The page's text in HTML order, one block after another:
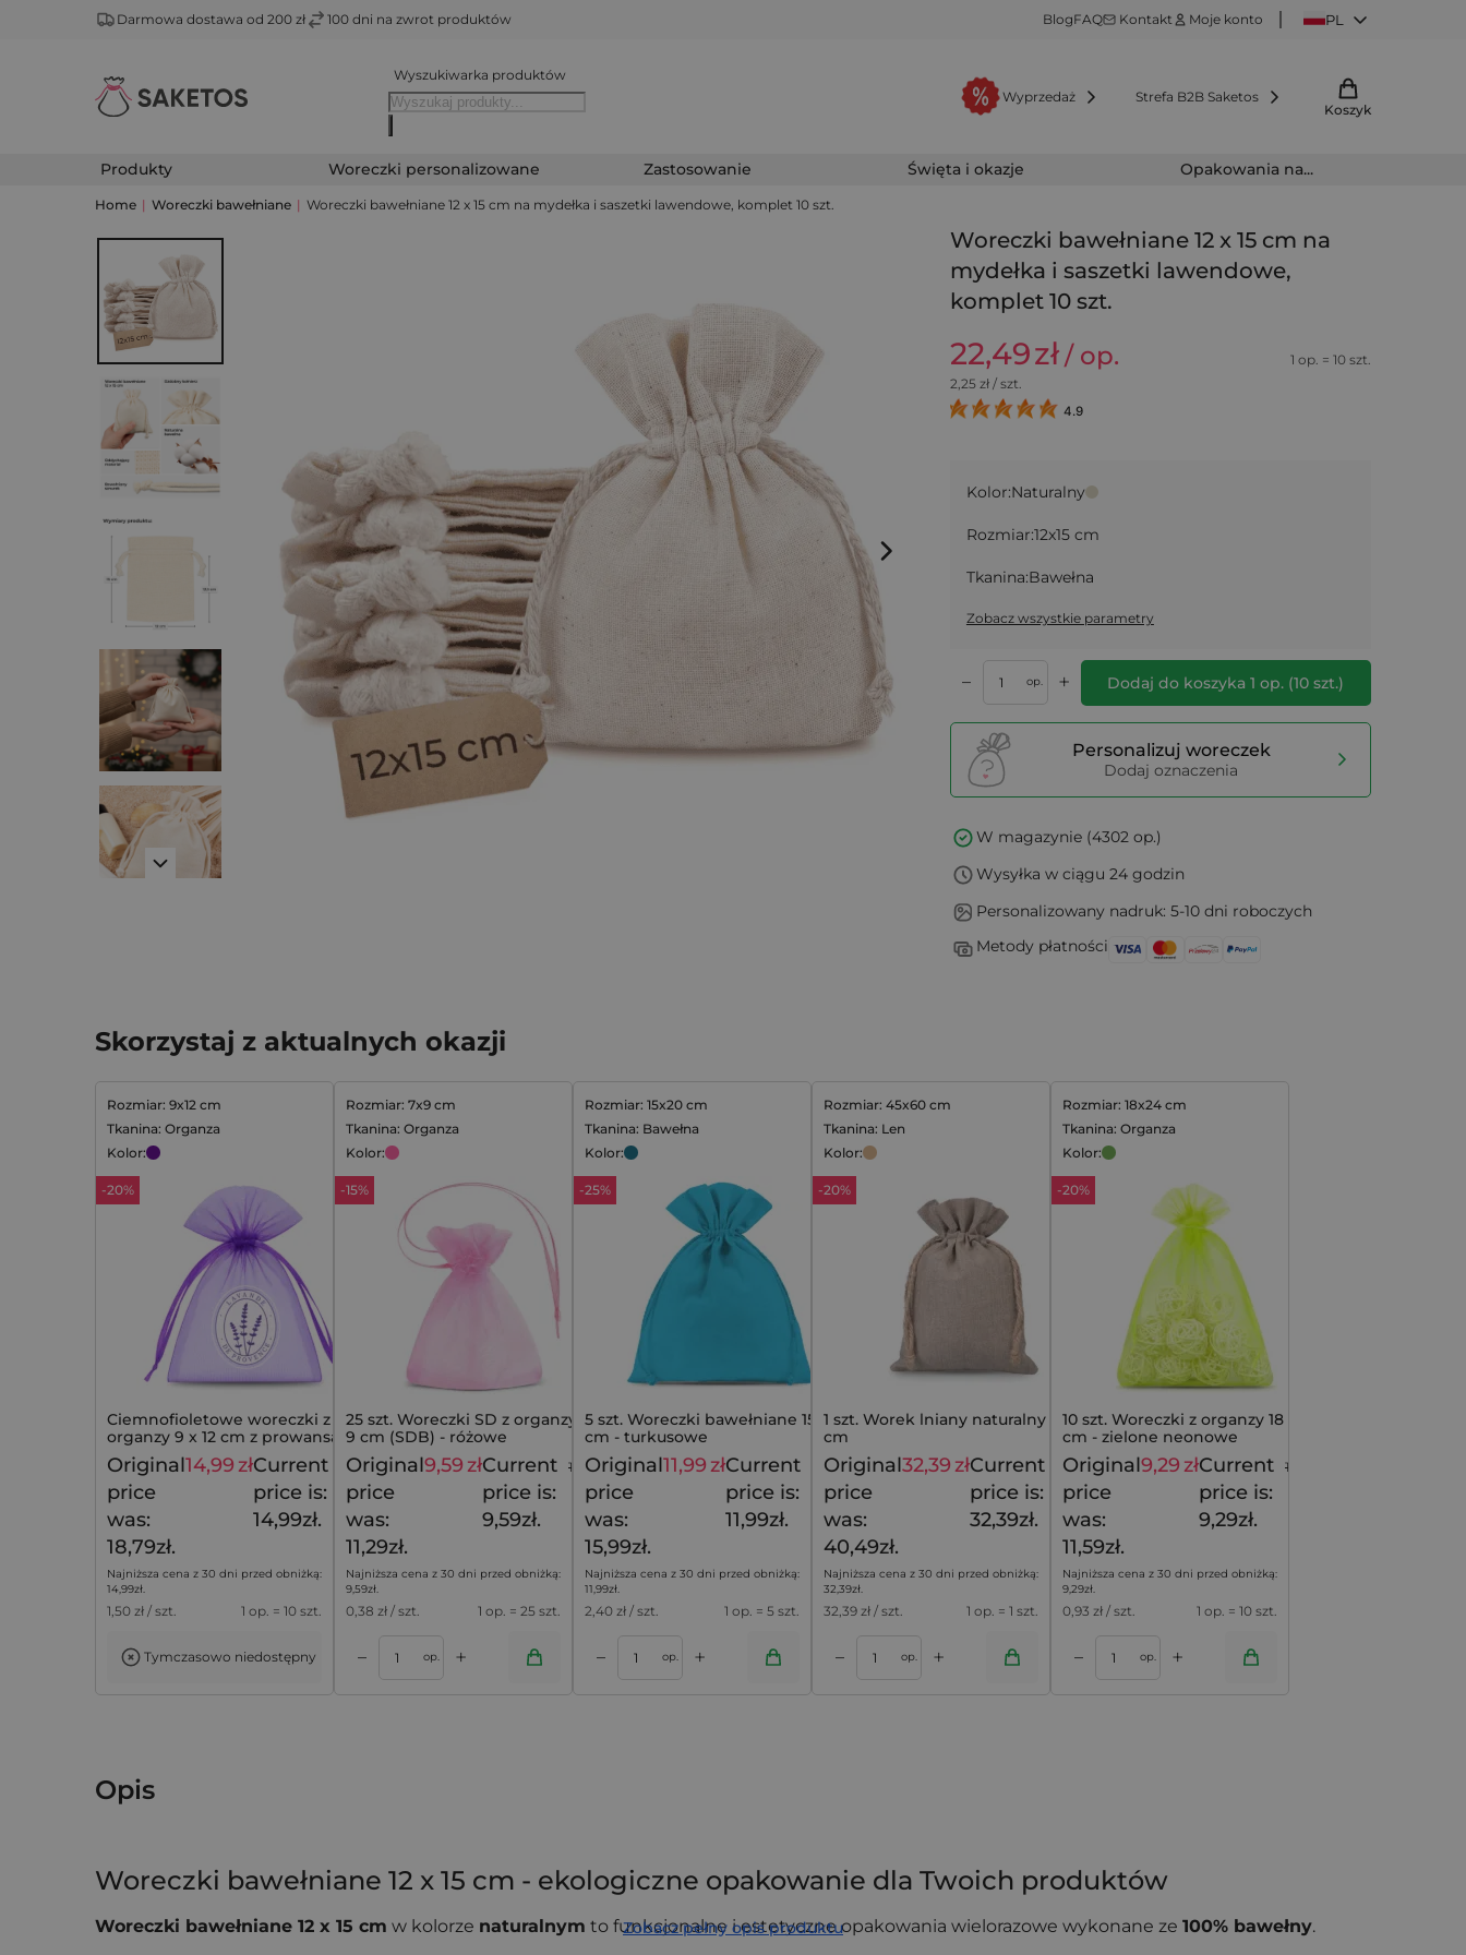
Darmowa dostawa od 200 zł 100 dni na zwrot produktów BlogFAQ Kontakt Moje konto PL
Wyszukiwarka produktów
Wyprzedaż
Strefa B2B Saketos
Koszyk
Produkty Woreczki personalizowane Zastosowanie Święta i okazje Opakowania na...
Home | Woreczki bawełniane | Woreczki bawełniane 12 x 15 cm na mydełka i saszetki lawendowe, komplet 10 szt.
Woreczki bawełniane 12 x 15 cm na
mydełka i saszetki lawendowe,
komplet 10 szt.
22,49zł/ op.
1 op. = 10 szt.
2,25zł / szt.
4.9
Kolor:Naturalny
Rozmiar:12x15 cm
Tkanina:Bawełna
Zobacz wszystkie parametry
– op. + Dodaj do koszyka1 op. (10 szt.)
Personalizuj woreczek
Dodaj oznaczenia
W magazynie (4302 op.)
Wysyłka w ciągu 24 godzin
Personalizowany nadruk: 5-10 dni roboczych
Metody płatności
Skorzystaj z aktualnych okazji
Rozmiar: 9x12 cm
Tkanina: Organza
Kolor:
-20%
Ciemnofioletowe woreczki z
organzy 9 x 12 cm z prowansalskim
motywem lawendy - 10 szt.
18,79 zł
Original
price
was:
18,79zł.
14,99złCurrent
price is:
14,99zł.
Najniższa cena z 30 dni przed obniżką:
14,99zł.
1,50 zł / szt. 1 op. = 10 szt.
Tymczasowo niedostępny
Rozmiar: 7x9 cm
Tkanina: Organza
Kolor:
-15%
25 szt. Woreczki SD z organzy 7 x
9 cm (SDB) - różowe
11,29 zł
Original
price
was:
11,29zł.
9,59złCurrent
price is:
9,59zł.
Najniższa cena z 30 dni przed obniżką:
9,59zł.
0,38 zł / szt. 1 op. = 25 szt.
– op. +
Rozmiar: 15x20 cm
Tkanina: Bawełna
Kolor:
-25%
5 szt. Woreczki bawełniane 15 x 20
cm - turkusowe
15,99 zł
Original
price
was:
15,99zł.
11,99złCurrent
price is:
11,99zł.
Najniższa cena z 30 dni przed obniżką:
11,99zł.
2,40 zł / szt. 1 op. = 5 szt.
– op. +
Dodaj do koszyka
Rozmiar: 45x60 cm
Tkanina: Len
Kolor:
-20%
1 szt. Worek lniany naturalny 45 x 60
cm
40,49 zł
Original
price
was:
40,49zł.
32,39złCurrent
price is:
32,39zł.
Najniższa cena z 30 dni przed obniżką:
32,39zł.
32,39 zł / szt. 1 op. = 1 szt.
– op. +
Dodaj do koszyka
Rozmiar: 18x24 cm
Tkanina: Organza
Kolor:
-20%
10 szt. Woreczki z organzy 18 x 24
cm - zielone neonowe
11,59
Original
price
was:
11,59zł.
9,29złCurrent
price is:
9,29zł.
Najniższa cena z 30 dni przed obniżką:
9,29zł.
0,93 zł / szt. 1 op. = 10 szt.
– op. +
Dodaj do koszyka
Opis
Woreczki bawełniane 12 x 15 cm - ekologiczne opakowanie dla Twoich produktów
Woreczki bawełniane 12 x 15 cm w kolorze naturalnym to funkcjonalne i estetyczne opakowania wielorazowe wykonane ze 100% bawełny.
Zobacz pełny opis produktu